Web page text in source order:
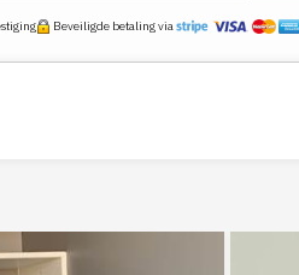
Beveiligde betaling via